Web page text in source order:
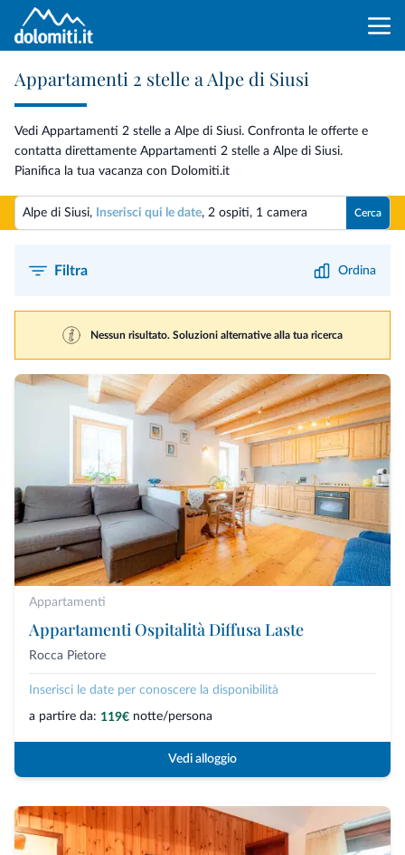
Appartamenti 2 stelle a Alpe di Siusi
Vedi Appartamenti 2 stelle a Alpe di Siusi. Confronta le offerte e
contatta direttamente Appartamenti 2 stelle a Alpe di Siusi.
Pianifica la tua vacanza con Dolomiti.it
Alpe di Siusi, Inserisci qui le date, 2 ospiti, 1 camera Cerca
Filtra Ordina
Nessun risultato. Soluzioni alternative alla tua ricerca
Appartamenti
Appartamenti Ospitalità Diffusa Laste
Rocca Pietore
Inserisci le date per conoscere la disponibilità
a partire da: 119€ notte/persona
Vedi alloggio